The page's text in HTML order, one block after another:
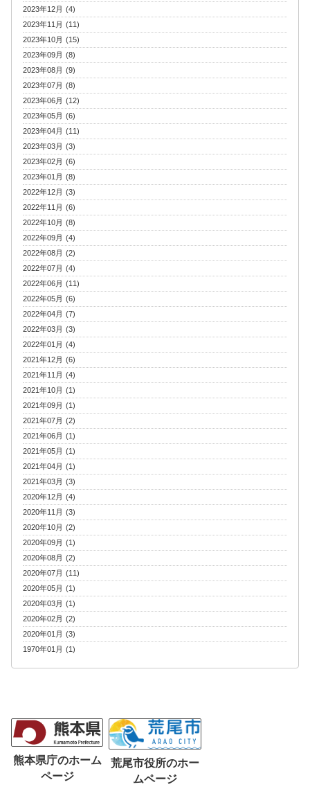
2023年12月 (4)
2023年11月 (11)
2023年10月 (15)
2023年09月 (8)
2023年08月 (9)
2023年07月 (8)
2023年06月 (12)
2023年05月 (6)
2023年04月 (11)
2023年03月 (3)
2023年02月 (6)
2023年01月 (8)
2022年12月 (3)
2022年11月 (6)
2022年10月 (8)
2022年09月 (4)
2022年08月 (2)
2022年07月 (4)
2022年06月 (11)
2022年05月 (6)
2022年04月 (7)
2022年03月 (3)
2022年01月 (4)
2021年12月 (6)
2021年11月 (4)
2021年10月 (1)
2021年09月 (1)
2021年07月 (2)
2021年06月 (1)
2021年05月 (1)
2021年04月 (1)
2021年03月 (3)
2020年12月 (4)
2020年11月 (3)
2020年10月 (2)
2020年09月 (1)
2020年08月 (2)
2020年07月 (11)
2020年05月 (1)
2020年03月 (1)
2020年02月 (2)
2020年01月 (3)
1970年01月 (1)
熊本県庁のホーム
ページ
荒尾市役所のホー
ムページ